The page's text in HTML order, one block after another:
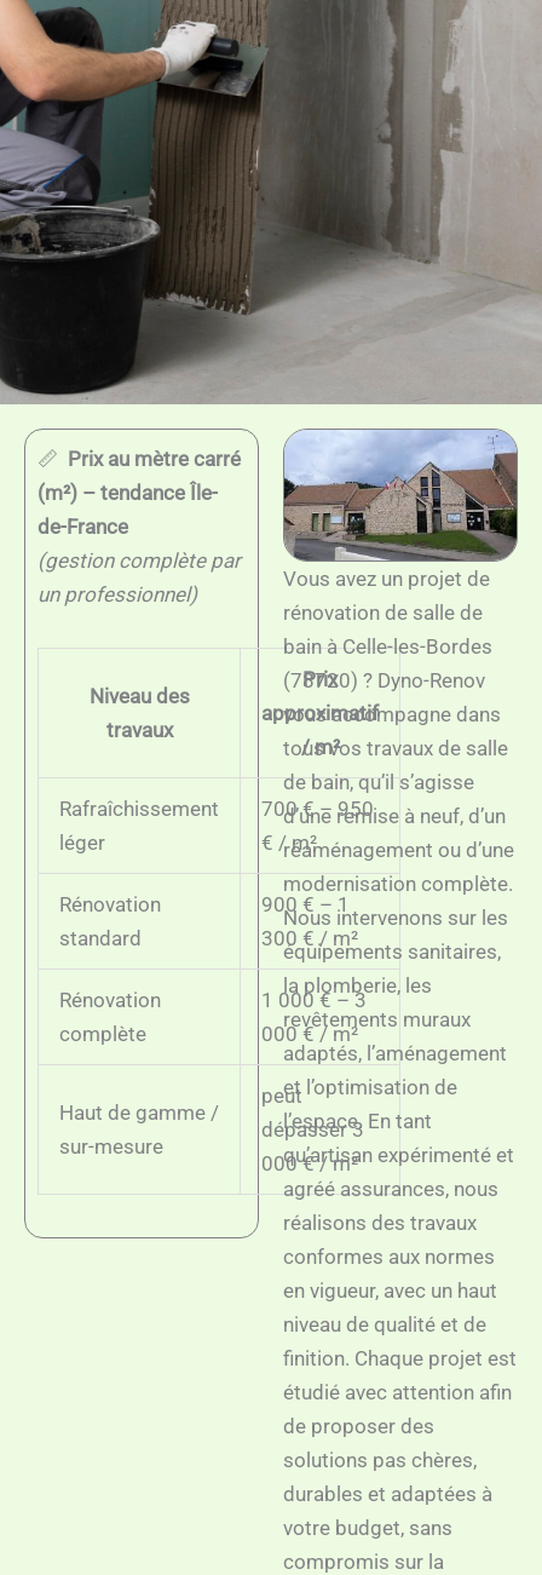
📏 Prix au mètre carré
(m²) – tendance Île-
de-France
(gestion complète par
un professionnel)
Niveau des
travaux
Prix
approximatif
/ m²
Rafraîchissement
léger
700 € – 950
€ / m²
Rénovation
standard
900 € – 1
300 € / m²
Rénovation
complète
1 000 € – 3
000 € / m²
Haut de gamme /
sur-mesure
peut
dépasser 3
000 € / m²
Vous avez un projet de
rénovation de salle de
bain à Celle-les-Bordes
(78720) ? Dyno-Renov
vous accompagne dans
tous vos travaux de salle
de bain, qu’il s’agisse
d’une remise à neuf, d’un
réaménagement ou d’une
modernisation complète.
Nous intervenons sur les
équipements sanitaires,
la plomberie, les
revêtements muraux
adaptés, l’aménagement
et l’optimisation de
l’espace. En tant
qu’artisan expérimenté et
agréé assurances, nous
réalisons des travaux
conformes aux normes
en vigueur, avec un haut
niveau de qualité et de
finition. Chaque projet est
étudié avec attention afin
de proposer des
solutions pas chères,
durables et adaptées à
votre budget, sans
compromis sur la